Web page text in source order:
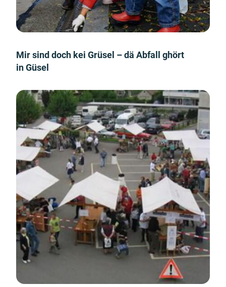
Mir sind doch kei Grüsel – dä Abfall ghört
in Güsel